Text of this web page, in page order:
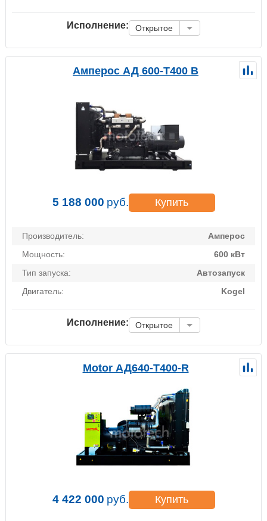
Исполнение: Открытое
Амперос АД 600-Т400 B
5 188 000 руб. Купить
Производитель:
Амперос
Мощность:
600 кВт
Тип запуска:
Автозапуск
Двигатель:
Kogel
Исполнение: Открытое
Motor АД640-Т400-R
4 422 000 руб. Купить